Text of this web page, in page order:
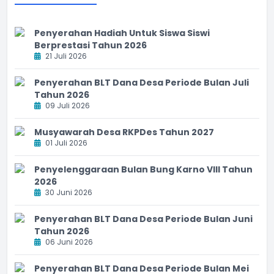
Penyerahan Hadiah Untuk Siswa Siswi
Berprestasi Tahun 2026
21 Juli 2026
Penyerahan BLT Dana Desa Periode Bulan Juli
Tahun 2026
09 Juli 2026
Musyawarah Desa RKPDes Tahun 2027
01 Juli 2026
Penyelenggaraan Bulan Bung Karno VIII Tahun
2026
30 Juni 2026
Penyerahan BLT Dana Desa Periode Bulan Juni
Tahun 2026
06 Juni 2026
Penyerahan BLT Dana Desa Periode Bulan Mei